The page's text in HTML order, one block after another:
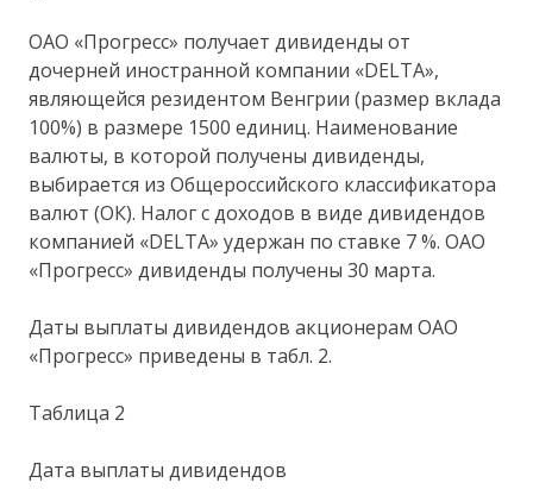
ОАО «Прогресс» получает дивиденды от
дочерней иностранной компании «DELTA»,
являющейся резидентом Венгрии (размер вклада
100%) в размере 1500 единиц. Наименование
валюты, в которой получены дивиденды,
выбирается из Общероссийского классификатора
валют (ОК). Налог с доходов в виде дивидендов
компанией «DELTA» удержан по ставке 7 %. ОАО
«Прогресс» дивиденды получены 30 марта.
Даты выплаты дивидендов акционерам ОАО
«Прогресс» приведены в табл. 2.
Таблица 2
Дата выплаты дивидендов